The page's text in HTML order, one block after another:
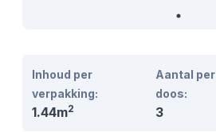
Inhoud per
verpakking:
1.44m2
Aantal per
doos:
3